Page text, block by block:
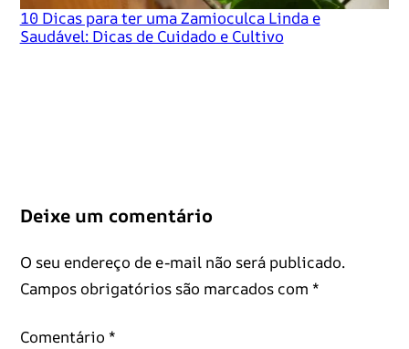
10 Dicas para ter uma Zamioculca Linda e
Saudável: Dicas de Cuidado e Cultivo
Deixe um comentário
O seu endereço de e-mail não será publicado.
Campos obrigatórios são marcados com *
Comentário *